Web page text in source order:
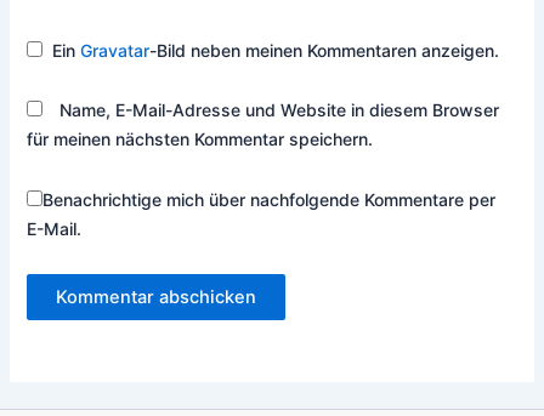
EinGravatar-Bild neben meinen Kommentaren anzeigen.
Name, E-Mail-Adresse und Website in diesem Browser
für meinen nächsten Kommentar speichern.
Benachrichtige mich über nachfolgende Kommentare per
E-Mail.